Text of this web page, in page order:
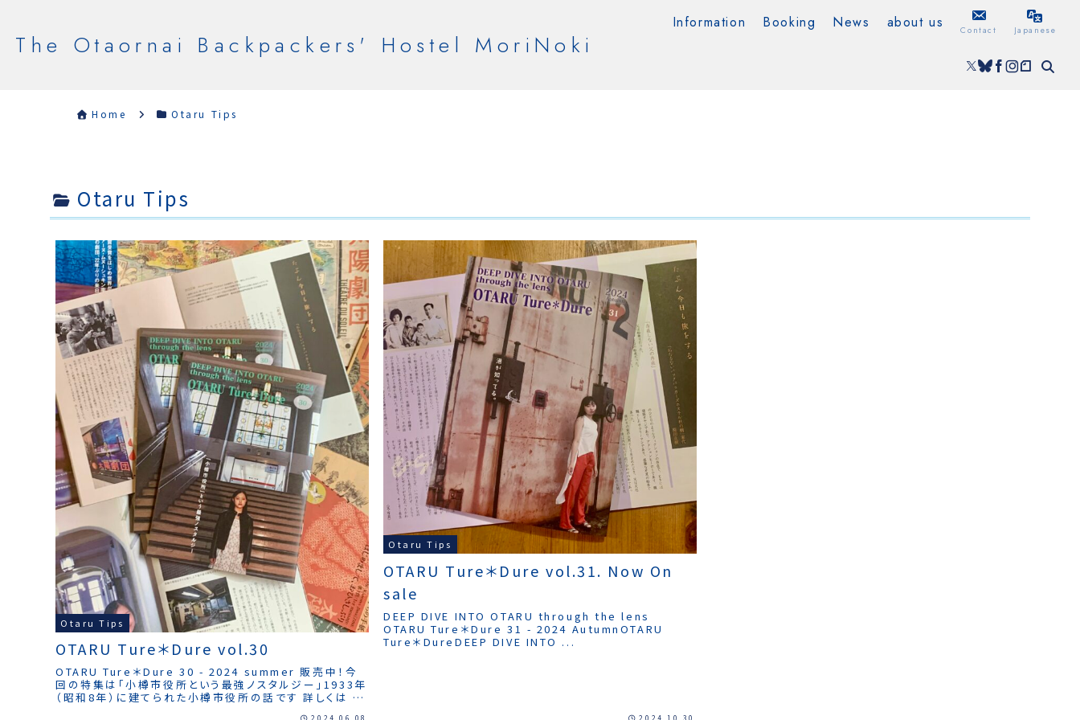
The Otaornai Backpackers' Hostel MoriNoki
Information Booking News about us Contact Japanese
Home Otaru Tips
Otaru Tips
Otaru Tips
OTARU Ture＊Dure vol.30
OTARU Ture＊Dure 30 - 2024 summer 販売中！今
回の特集は「小樽市役所という最強ノスタルジー」1933年
（昭和8年）に建てられた小樽市役所の話です 詳しくは 本
2024.06.08
Otaru Tips
OTARU Ture＊Dure vol.31. Now On
sale
DEEP DIVE INTO OTARU through the lens
OTARU Ture＊Dure 31 - 2024 AutumnOTARU
Ture＊DureDEEP DIVE INTO ...
2024.10.30